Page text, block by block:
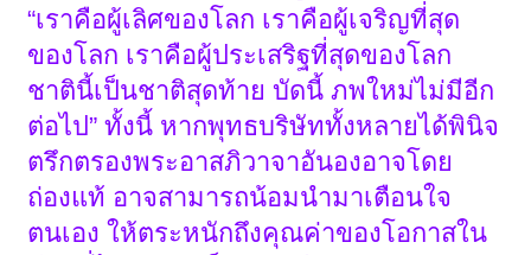
“เราคือผู้เลิศของโลก เราคือผู้เจริญที่สุด
ของโลก เราคือผู้ประเสริฐที่สุดของโลก
ชาตินี้เป็นชาติสุดท้าย บัดนี้ ภพใหม่ไม่มีอีก
ต่อไป” ทั้งนี้ หากพุทธบริษัททั้งหลายได้พินิจ
ตรึกตรองพระอาสภิวาจาอันองอาจโดย
ถ่องแท้ อาจสามารถน้อมนำมาเตือนใจ
ตนเอง ให้ตระหนักถึงคุณค่าของโอกาสใน